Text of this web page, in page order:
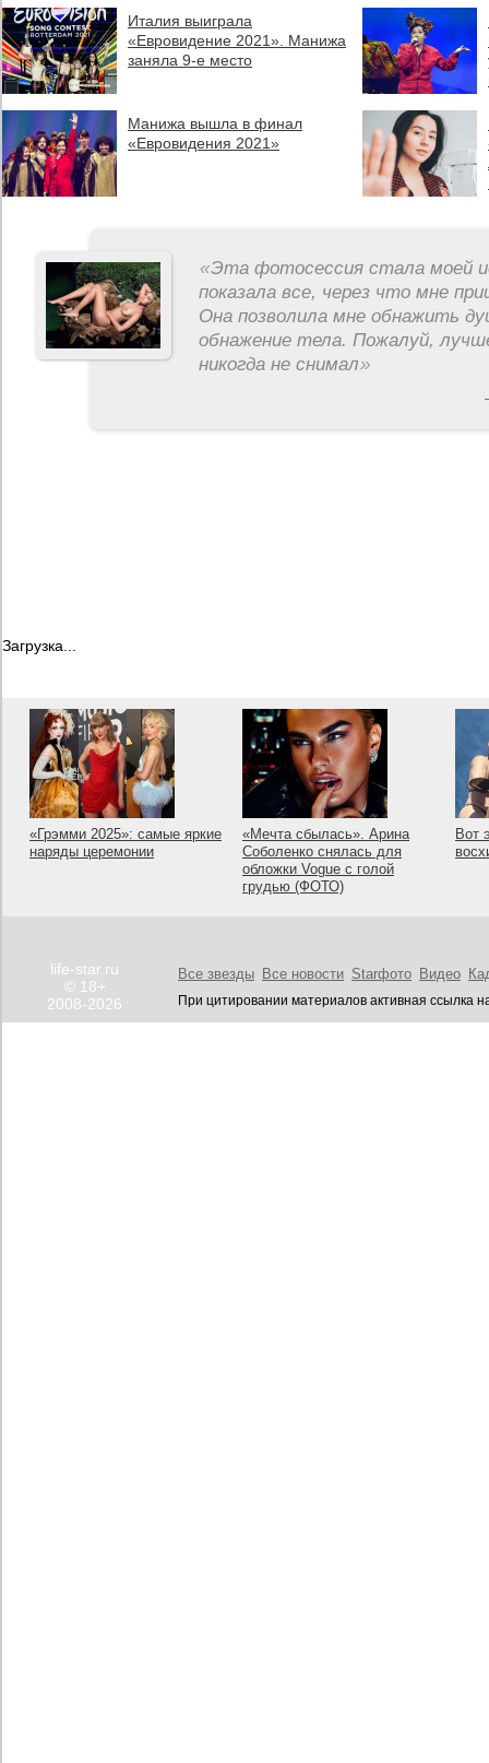
Италия выиграла
«Евровидение 2021». Манижа
заняла 9-е место
Манижа вышла в финал
«Евровидения 2021»
«Эта фотосессия стала моей
показала все, через что мне
Она позволила мне обнажить
обнажение тела. Пожалуй,
никогда не снимал»
Загрузка...
«Грэмми 2025»: самые яркие
наряды церемонии
«Мечта сбылась». Арина
Соболенко снялась для
обложки Vogue с голой
грудью (ФОТО)
Вот
life-star.ru
© 18+
2008-2026
Все звезды Все новости Starфото Видео
При цитировании материалов активная ссылка